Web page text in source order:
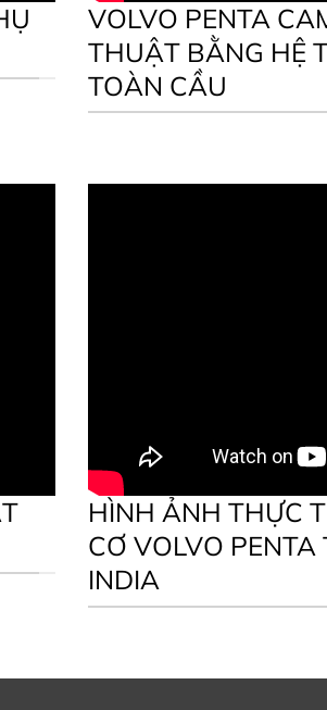
VOLVO PENTA
THUẬT BẰNG HỆ
TOÀN CẦU
HÌNH ẢNH THỰC
CƠ VOLVO
INDIA